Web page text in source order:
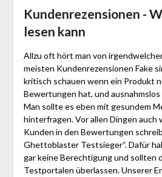
Kundenrezensionen -
lesen kann
Allzu oft hört man von
meisten Kundenrezensionen Fake
kritisch schauen wenn ein Produkt
Bewertungen hat, und
Man sollte es eben mit gesundem
hinterfragen. Vor allen Dingen auch
Kunden in den Bewertungen
Ghettoblaster Testsieger“. Dafür
gar keine Berechtigung und sollten
Testportalen überlassen. Unserer